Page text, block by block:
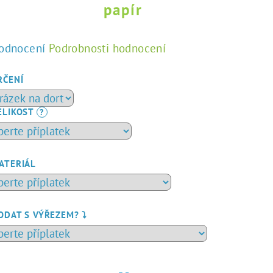
papír
Podrobnosti hodnocení
?
S VÝŘEZEM? ⤵️